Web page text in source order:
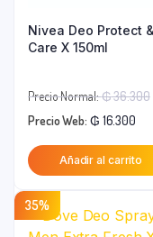
Nivea Deo Protect &
Care X 150ml
Precio Normal:₲36.300El
Precio Web: ₲ 16.300
₲
Añadir al carrito
35%